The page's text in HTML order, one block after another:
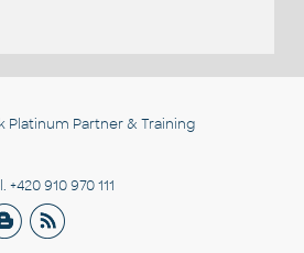
Platinum Partner & Training
910 970 111